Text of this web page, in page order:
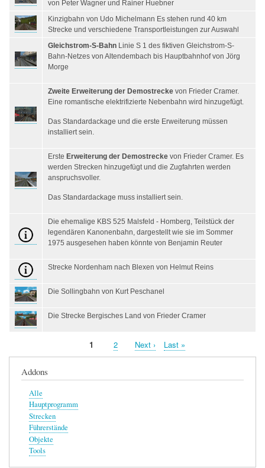
von Peter Wagner und Rainer Huebner
Kinzigbahn von Udo Michelmann Es stehen rund 40 km
Strecke und verschiedene Transportleistungen zur Auswahl
Gleichstrom-S-Bahn Linie S 1 des fiktiven Gleichstrom-S-
Bahn-Netzes von Altendembach bis Hauptbahnhof von Jörg
Morge
Zweite Erweiterung der Demostrecke von Frieder Cramer.
Eine romantische elektrifizierte Nebenbahn wird hinzugefügt.
Das Standardackage und die erste Erweiterung müssen
installiert sein.
Erste Erweiterung der Demostrecke von Frieder Cramer. Es
werden Strecken hinzugefügt und die Zugfahrten werden
anspruchsvoller.
Das Standardackage muss installiert sein.
Die ehemalige KBS 525 Malsfeld - Homberg, Teilstück der
legendären Kanonenbahn, dargestellt wie sie im Sommer
1975 ausgesehen haben könnte von Benjamin Reuter
Strecke Nordenham nach Blexen von Helmut Reins
Die Sollingbahn von Kurt Peschanel
Die Strecke Bergisches Land von Frieder Cramer
Seite
1 Seite
2
Nächste
Seite
Next ›
Letzte
Seite
Last »
Addons
Alle
Hauptprogramm
Strecken
Führerstände
Objekte
Tools